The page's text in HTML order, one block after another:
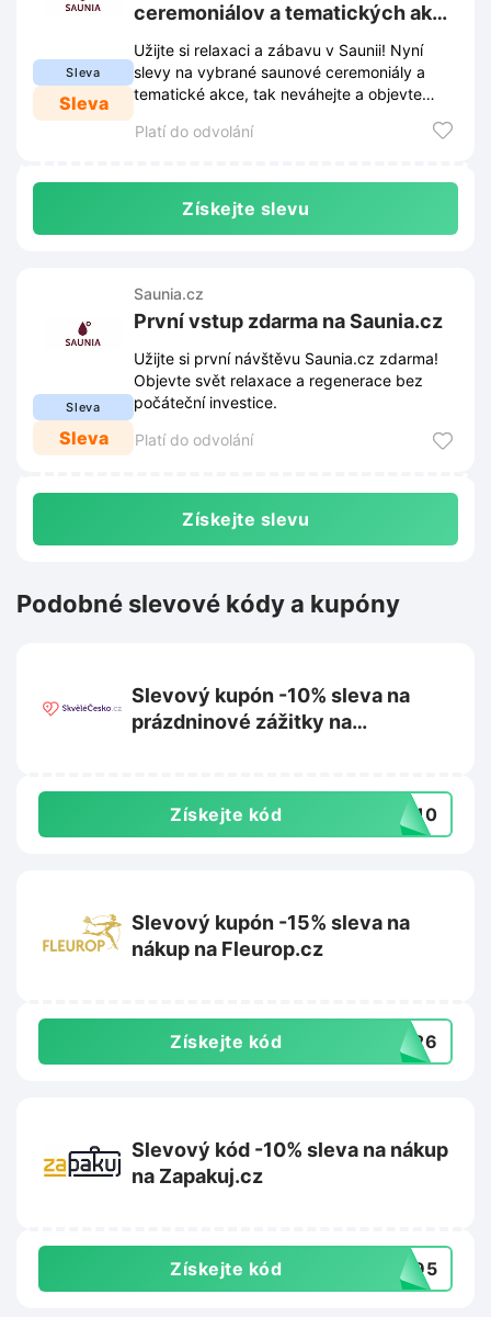
Sleva
Sleva
ceremoniálov a tematických akcií
na Saunia.cz
Užijte si relaxaci a zábavu v Saunii! Nyní
slevy na vybrané saunové ceremoniály a
tematické akce, tak neváhejte a objevte
Platí do odvolání
Získejte slevu
Sleva
Sleva
Saunia.cz
První vstup zdarma na Saunia.cz
Užijte si první návštěvu Saunia.cz zdarma!
Objevte svět relaxace a regenerace bez
počáteční investice.
Platí do odvolání
Získejte slevu
Podobné slevové kódy a kupóny
Slevový kupón -10% sleva na
prázdninové zážitky na
Získejte kód OB10
Slevový kupón -15% sleva na
nákup na Fleurop.cz
Získejte kód ET26
Slevový kód -10% sleva na nákup
na Zapakuj.cz
Získejte kód 2095